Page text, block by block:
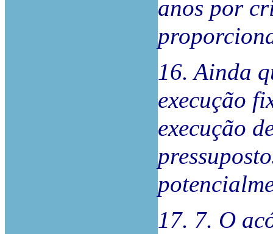
anos por
16. Ainda
execução
execução
17. 7. O